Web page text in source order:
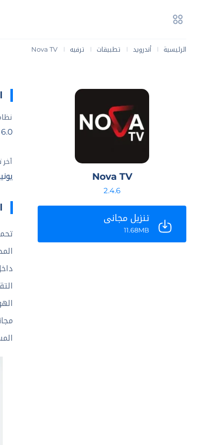
الرئيسية | أندرويد | تطبيقات | ترفيه |
Nova TV
Nova TV
2.4.6
تنزيل مجاني
11.68MB
آخر
يونيو